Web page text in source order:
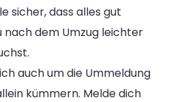
sicher, dass alles gut
dem Umzug leichter
auch um die Ummeldung
kümmern. Melde dich